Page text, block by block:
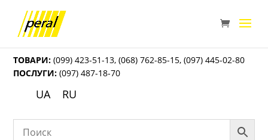
ТОВАРИ: (099) 423-51-13,(068) 762-85-15,(097) 445-02-80
ПОСЛУГИ: (097) 487-18-70
UA RU